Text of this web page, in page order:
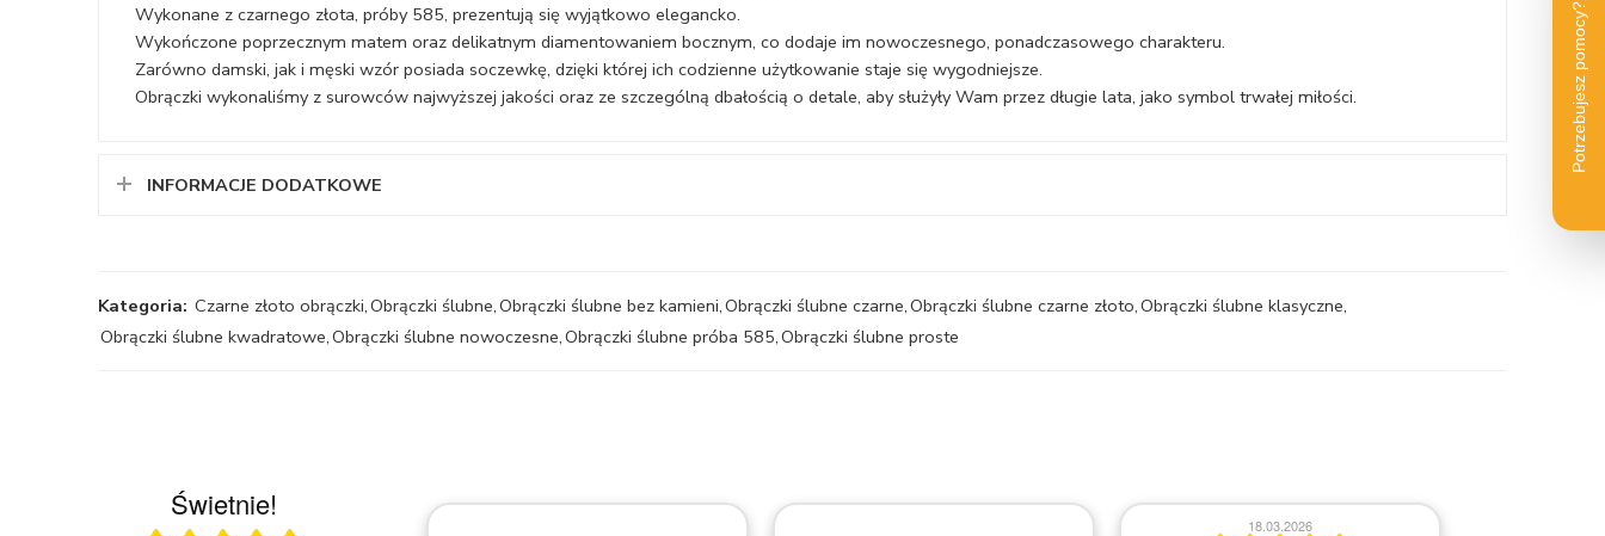
Wykonane z czarnego złota, próby 585, prezentują się wyjątkowo elegancko.
Wykończone poprzecznym matem oraz delikatnym diamentowaniem bocznym, co dodaje im nowoczesnego, ponadczasowego charakteru.
Zarówno damski, jak i męski wzór posiada soczewkę, dzięki której ich codzienne użytkowanie staje się wygodniejsze.
Obrączki wykonaliśmy z surowców najwyższej jakości oraz ze szczególną dbałością o detale, aby służyły Wam przez długie lata, jako symbol trwałej miłości.
INFORMACJE DODATKOWE
Kategoria: Czarne złoto obrączki,Obrączki ślubne,Obrączki ślubne bez kamieni,Obrączki ślubne czarne,Obrączki ślubne czarne złoto,Obrączki ślubne klasyczne,
Obrączki ślubne kwadratowe,Obrączki ślubne nowoczesne,Obrączki ślubne próba 585,Obrączki ślubne proste
Świetnie!
18.03.2026